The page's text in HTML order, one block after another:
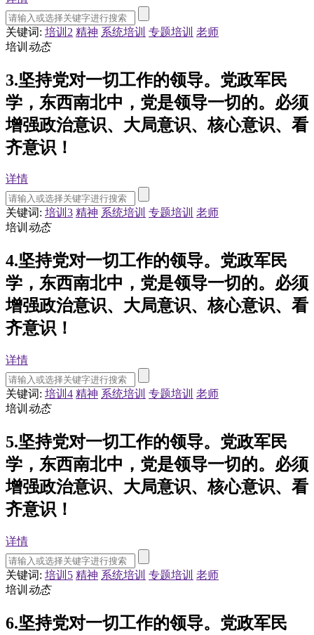
关键词: 培训2 精神 系统培训 专题培训 老师
培训 动态
3.坚持党对一切工作的领导。党政军民
学，东西南北中，党是领导一切的。必须
增强政治意识、大局意识、核心意识、看
齐意识！
详情
关键词: 培训3 精神 系统培训 专题培训 老师
培训 动态
4.坚持党对一切工作的领导。党政军民
学，东西南北中，党是领导一切的。必须
增强政治意识、大局意识、核心意识、看
齐意识！
详情
关键词: 培训4 精神 系统培训 专题培训 老师
培训 动态
5.坚持党对一切工作的领导。党政军民
学，东西南北中，党是领导一切的。必须
增强政治意识、大局意识、核心意识、看
齐意识！
详情
关键词: 培训5 精神 系统培训 专题培训 老师
培训 动态
6.坚持党对一切工作的领导。党政军民